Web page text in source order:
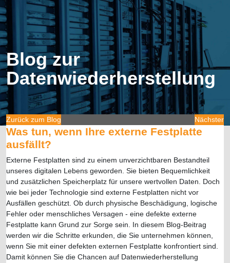
Blog zur
Datenwiederherstellung
Zurück zum Blog Nächster
Was tun, wenn Ihre externe Festplatte
ausfällt?
Externe Festplatten sind zu einem unverzichtbaren Bestandteil
unseres digitalen Lebens geworden. Sie bieten Bequemlichkeit
und zusätzlichen Speicherplatz für unsere wertvollen Daten. Doch
wie bei jeder Technologie sind externe Festplatten nicht vor
Ausfällen geschützt. Ob durch physische Beschädigung, logische
Fehler oder menschliches Versagen - eine defekte externe
Festplatte kann Grund zur Sorge sein. In diesem Blog-Beitrag
werden wir die Schritte erkunden, die Sie unternehmen können,
wenn Sie mit einer defekten externen Festplatte konfrontiert sind.
Damit können Sie die Chancen auf Datenwiederherstellung